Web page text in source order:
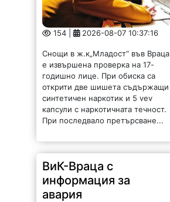
154 | 2026-08-07 10:37:16
Снощи в ж.к„Младост“ във Враца
е извършена проверка на 17-
годишно лице. При обиска са
открити две шишета съдържащи
синтетичен наркотик и 5 vev
капсули с наркотичната течност.
При последвало претърсване...
ВиК-Враца с
информация за
авария